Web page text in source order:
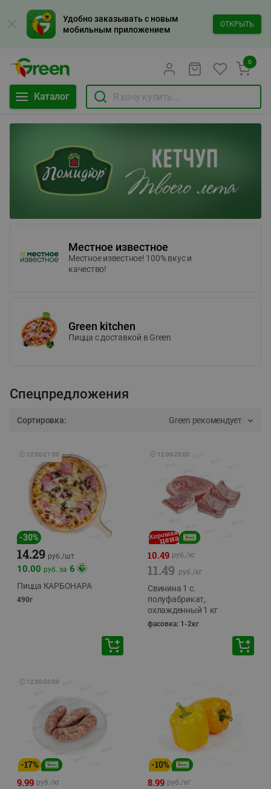
Удобно заказывать с новым
мобильным приложением
ОТКРЫТЬ
Каталог
0
Местное известное
Местное известное! 100% вкус и
качество!
Green kitchen
Пицца c доставкой в Green
Спецпредложения
Сортировка: Green рекомендует
🕘 12:00-21:00
-30%
14.29 руб./шт
10.00 руб. за 6
Пицца КАРБОНАРА
490г
🕘 12:00-20:00
10.49 руб./кг
11.49 руб./кг
Свинина 1 с.
полуфабрикат,
охлажденный 1 кг
фасовка: 1-2кг
🕘 12:00-20:00
-17%
9.99 руб./кг
-10%
8.99 руб./кг